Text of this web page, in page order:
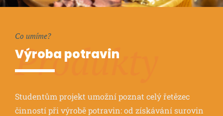
Produkty
Co umíme?
Výroba potravin
Studentům projekt umožní poznat celý řetězec
činností při výrobě potravin: od získávání surovin